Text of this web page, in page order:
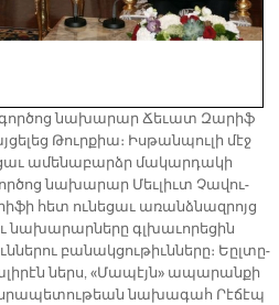
նա­խա­րար Ճե­ւատ Զա­րիֆ
Թուր­քիա։ Իս­թան­պու­լի մէջ
ա­մե­նա­բարձր մա­կար­դա­կի
նա­խա­րար Մեւ­լիւտ Չա­վու­
հետ ու­նե­ցաւ ա­ռանձ­նազրոյց
նա­խա­րար­նե­րը գլխա­ւո­րե­ցին
բա­նակ­ցու­թիւն­նե­րը։ Եըլ­տը­
ներս, «Մա­պէյն» ա­պա­րան­քի
նա­խա­գահ Րէ­ճէպ